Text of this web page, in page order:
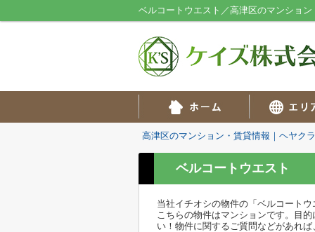
ベルコートウエスト／高津区のマンショ
高津区のマンション・賃貸情報｜ヘヤク
ベルコートウエスト
当社イチオシの物件の「ベルコート
こちらの物件はマンションです。目
い！物件に関するご質問などがあれ